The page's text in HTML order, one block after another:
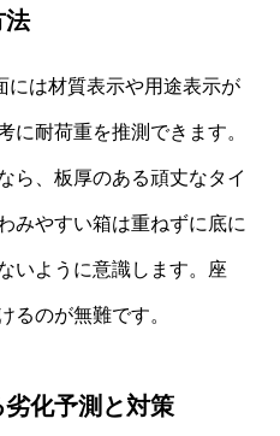
法
には材質表示や用途表示が
に耐荷重を推測できます。
ら、板厚のある頑丈なタイ
みやすい箱は重ねずに底に
いように意識します。座
るのが無難です。
化予測と対策